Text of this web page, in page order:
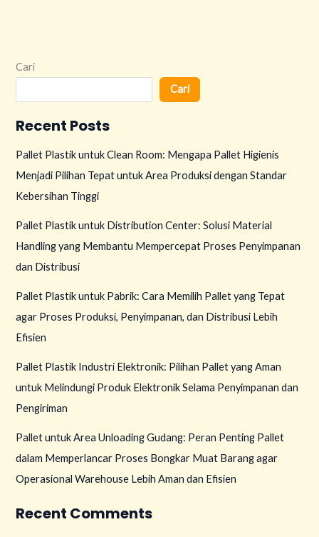
Cari
Cari
Recent Posts
Pallet Plastik untuk Clean Room: Mengapa Pallet Higienis
Menjadi Pilihan Tepat untuk Area Produksi dengan Standar
Kebersihan Tinggi
Pallet Plastik untuk Distribution Center: Solusi Material
Handling yang Membantu Mempercepat Proses Penyimpanan
dan Distribusi
Pallet Plastik untuk Pabrik: Cara Memilih Pallet yang Tepat
agar Proses Produksi, Penyimpanan, dan Distribusi Lebih
Efisien
Pallet Plastik Industri Elektronik: Pilihan Pallet yang Aman
untuk Melindungi Produk Elektronik Selama Penyimpanan dan
Pengiriman
Pallet untuk Area Unloading Gudang: Peran Penting Pallet
dalam Memperlancar Proses Bongkar Muat Barang agar
Operasional Warehouse Lebih Aman dan Efisien
Recent Comments